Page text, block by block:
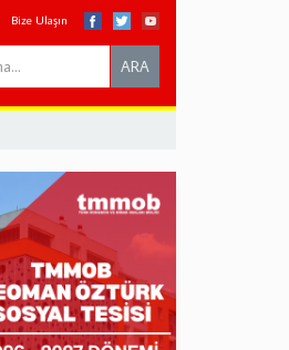
Bize Ulaşın
Search
this
ARA